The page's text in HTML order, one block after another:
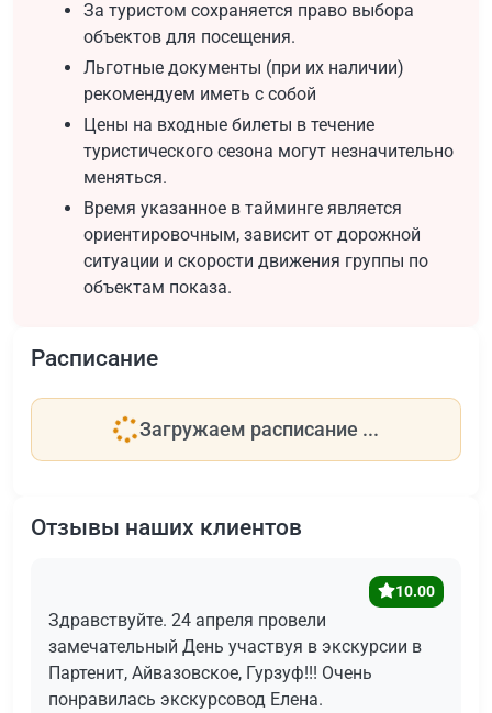
За туристом сохраняется право выбора
объектов для посещения.
Льготные документы (при их наличии)
рекомендуем иметь с собой
Цены на входные билеты в течение
туристического сезона могут незначительно
меняться.
Время указанное в тайминге является
ориентировочным, зависит от дорожной
ситуации и скорости движения группы по
объектам показа.
Расписание
Загружаем расписание ...
Отзывы наших клиентов
10.00
Здравствуйте. 24 апреля провели
замечательный День участвуя в экскурсии в
Партенит, Айвазовское, Гурзуф!!! Очень
понравилась экскурсовод Елена.